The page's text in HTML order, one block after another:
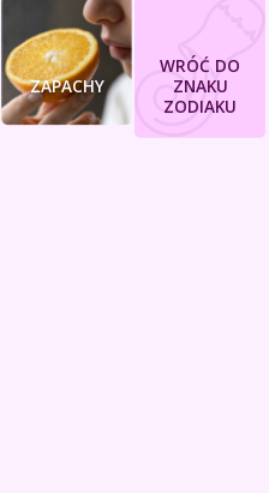
ZAPACHY
WRÓĆ DO
ZNAKU
ZODIAKU